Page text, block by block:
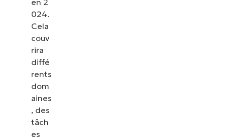
en 2
024.
Cela
couv
rira
diffé
rents
dom
aines
, des
tâch
es